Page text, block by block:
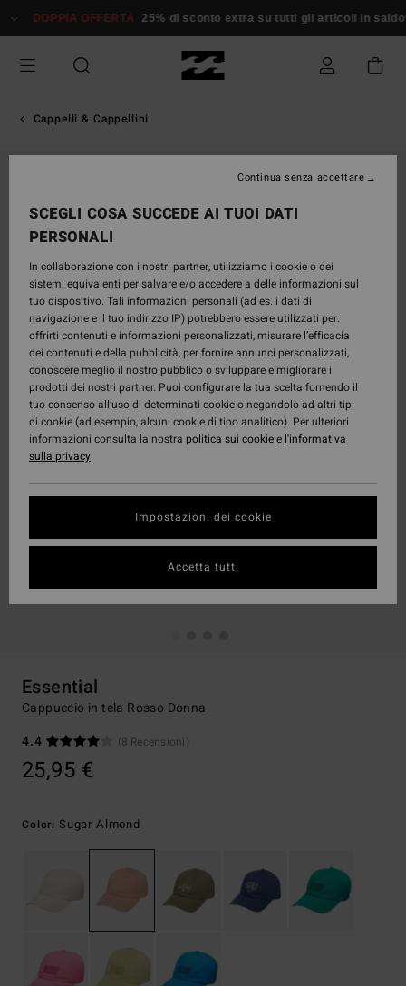
alle
prodotto
DOPPIA OFFERTA 25% di sconto extra su tutti gli articoli in saldo*
Cappelli & Cappellini
Essential
Cappuccio in tela Rosso Donna
4.4
(8 Recensioni)
25,95 €
Colori Sugar Almond
SCEGLI COSA SUCCEDE AI TUOI DATI
PERSONALI
In collaborazione con i nostri partner, utilizziamo i cookie o dei
sistemi equivalenti per salvare e/o accedere a delle informazioni sul
tuo dispositivo. Tali informazioni personali (ad es. i dati di
navigazione e il tuo indirizzo IP) potrebbero essere utilizzati per:
offrirti contenuti e informazioni personalizzati, misurare l’efficacia
dei contenuti e della pubblicità, per fornire annunci personalizzati,
conoscere meglio il nostro pubblico o sviluppare e migliorare i
prodotti dei nostri partner. Puoi configurare la tua scelta fornendo il
tuo consenso all’uso di determinati cookie o negandolo ad altri tipi
di cookie (ad esempio, alcuni cookie di tipo analitico). Per ulteriori
informazioni consulta la nostra politica sui cookiee l'informativa
sulla privacy.
Impostazioni dei cookie
Continua senza accettare
Accetta tutti